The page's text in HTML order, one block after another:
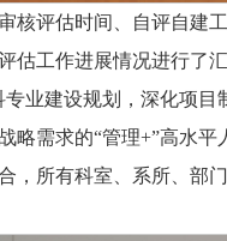
核评估时间、自评自建
估工作进展情况进行了
业建设规划，深化项
略需求的“管理+”高水
，所有科室、系所、部